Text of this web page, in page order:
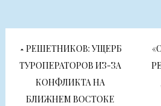
Навигация
по
РЕШЕТНИКОВ: УЩЕРБ
ТУРОПЕРАТОРОВ ИЗ-ЗА
КОНФЛИКТА НА
БЛИЖНЕМ ВОСТОКЕ